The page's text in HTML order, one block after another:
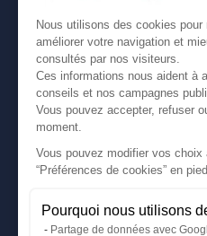
Nous utilisons des cookies pour
améliorer votre navigation et
consultés par nos visiteurs.
Ces informations nous aident à
conseils et nos campagnes
Vous pouvez accepter, refuser
moment.
Vous pouvez modifier vos
“Préférences de cookies” en
Pourquoi nous utilisons
Partage de données avec
Bien choisir son
Comment bien